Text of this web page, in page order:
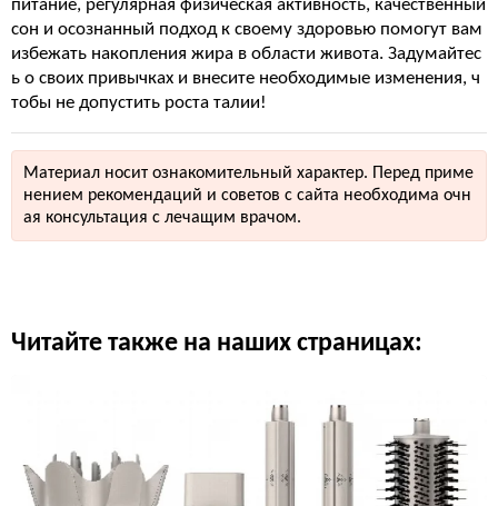
питание, регулярная физическая активность, качественный
сон и осознанный подход к своему здоровью помогут вам
избежать накопления жира в области живота. Задумайтес
ь о своих привычках и внесите необходимые изменения, ч
тобы не допустить роста талии!
Материал носит ознакомительный характер. Перед приме
нением рекомендаций и советов с сайта необходима очн
ая консультация с лечащим врачом.
Читайте также на наших страницах: